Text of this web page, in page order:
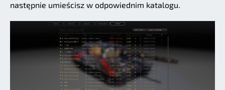
następnie umieścisz w odpowiednim katalogu.